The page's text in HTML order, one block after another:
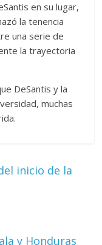
en su lugar,
la tenencia
una serie de
la trayectoria
DeSantis y la
muchas
inicio de la
y Honduras